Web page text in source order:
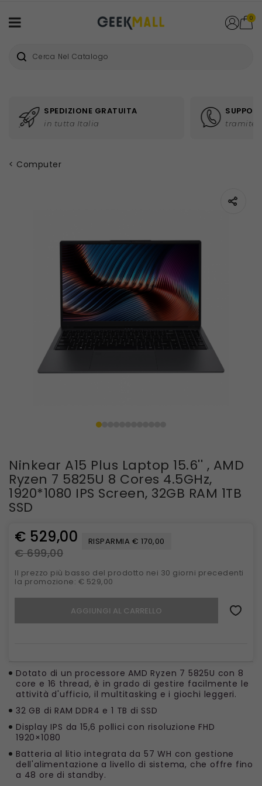
0
SPEDIZIONE GRATUITA
in tutta Italia tramite
Computer
Ninkear A15 Plus Laptop 15.6'' , AMD
Ryzen 7 5825U 8 Cores 4.5GHz,
1920*1080 IPS Screen, 32GB RAM 1TB
SSD
€ 529,00
€ 699,00
RISPARMIA € 170,00
Il prezzo più basso del prodotto nei 30 giorni precedenti
la promozione: € 529,00
AGGIUNGI AL CARRELLO
Dotato di un processore AMD Ryzen 7 5825U con 8
core e 16 thread, è in grado di gestire facilmente le
attività d'ufficio, il multitasking e i giochi leggeri.
32 GB di RAM DDR4 e 1 TB di SSD
Display IPS da 15,6 pollici con risoluzione FHD
1920×1080
Batteria al litio integrata da 57 WH con gestione
dell'alimentazione a livello di sistema, che offre fino
a 48 ore di standby.